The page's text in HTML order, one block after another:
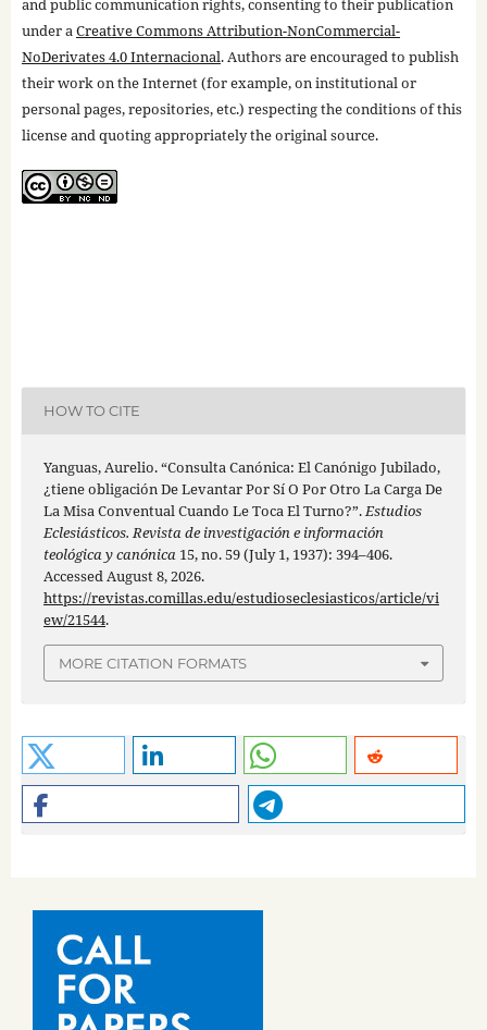
and public communication rights, consenting to their publication
under aCreative Commons Attribution-NonCommercial-
NoDerivates 4.0 Internacional. Authors are encouraged to publish
their work on the Internet (for example, on institutional or
personal pages, repositories, etc.) respecting the conditions of this
license and quoting appropriately the original source.
HOW TO CITE
Yanguas, Aurelio. “Consulta Canónica: El Canónigo Jubilado,
¿tiene obligación De Levantar Por Sí O Por Otro La Carga De
La Misa Conventual Cuando Le Toca El Turno?”.Estudios
Eclesiásticos. Revista de investigación e información
teológica y canónica15, no. 59 (July 1, 1937): 394–406.
Accessed August 8, 2026.
https://revistas.comillas.edu/estudioseclesiasticos/article/vi
ew/21544.
MORE CITATION FORMATS